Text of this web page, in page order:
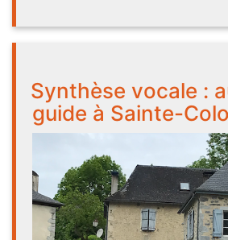
Synthèse vocale :
guide à Sainte-